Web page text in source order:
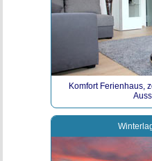
Komfort Ferienhaus,